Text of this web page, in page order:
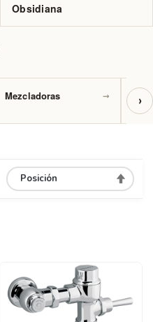
Obsidiana
Mezcladoras → ›
Asignar